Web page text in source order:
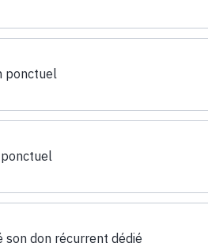
ponctuel
son don récurrent dédié